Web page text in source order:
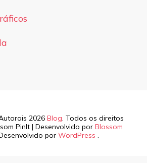
2026 Blog. Todos os direitos
PinIt | Desenvolvido por Blossom
por WordPress .